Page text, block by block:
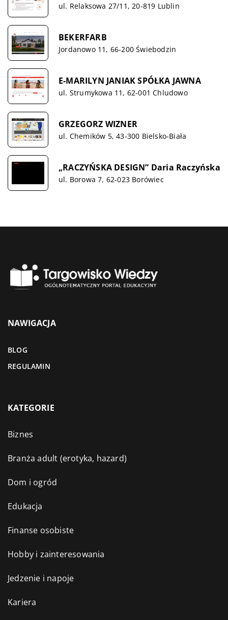
ul. Relaksowa 27/11, 20-819 Lublin
BEKERFARB
Jordanowo 11, 66-200 Świebodzin
E-MARILYN JANIAK SPÓŁKA JAWNA
ul. Strumykowa 11, 62-001 Chludowo
GRZEGORZ WIZNER
ul. Chemików 5, 43-300 Bielsko-Biała
„RACZYŃSKA DESIGN” Daria Raczyńska
ul. Borowa 7, 62-023 Borówiec
NAWIGACJA
BLOG
REGULAMIN
KATEGORIE
Biznes
Branża adult (erotyka, hazard)
Dom i ogród
Edukacja
Finanse osobiste
Hobby i zainteresowania
Jedzenie i napoje
Kariera